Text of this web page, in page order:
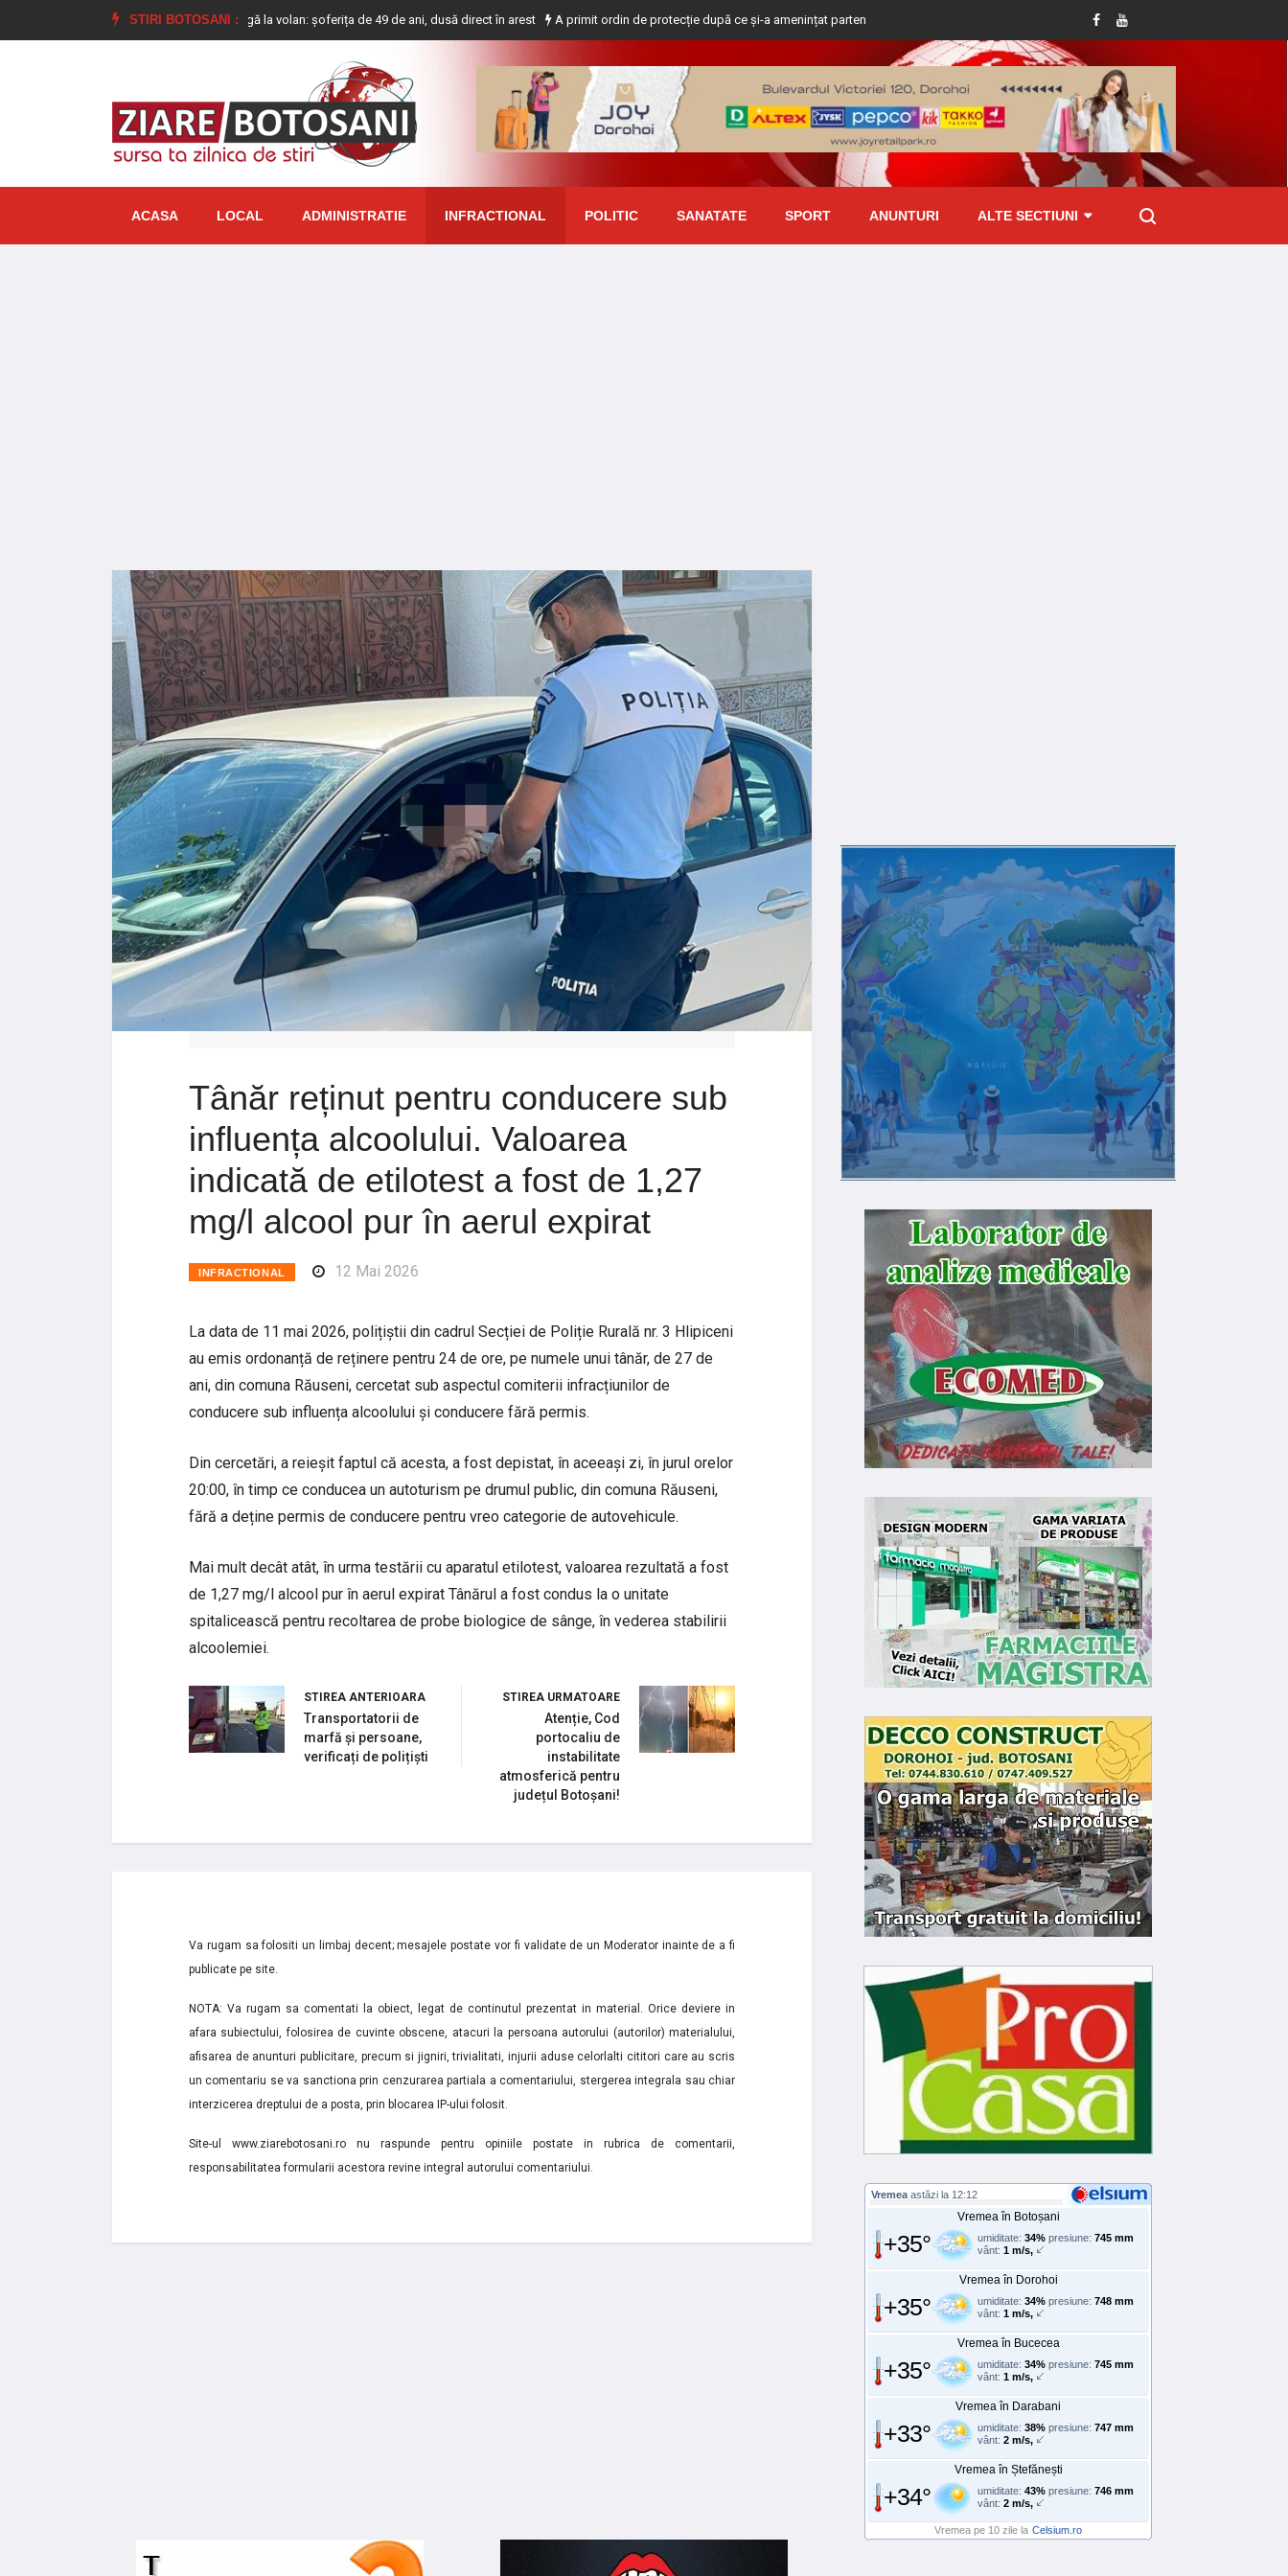
STIRI BOTOSANI :
Femeie prinsă mangă la volan: șoferița de 49 de ani, dusă direct în arest A primit ordin de protecție după ce și-a amenințat partenera printr-o aplicație de mesagerie Dosar penal întocmit de polițiști în urma
ACASA LOCAL ADMINISTRATIE INFRACTIONAL POLITIC SANATATE SPORT ANUNTURI ALTE SECTIUNI
Tânăr reținut pentru conducere sub
influența alcoolului. Valoarea
indicată de etilotest a fost de 1,27
mg/l alcool pur în aerul expirat
INFRACTIONAL 12 Mai 2026
La data de 11 mai 2026, polițiștii din cadrul Secției de Poliție Rurală nr. 3 Hlipiceni
au emis ordonanță de reținere pentru 24 de ore, pe numele unui tânăr, de 27 de
ani, din comuna Răuseni, cercetat sub aspectul comiterii infracțiunilor de
conducere sub influența alcoolului și conducere fără permis.
Din cercetări, a reieșit faptul că acesta, a fost depistat, în aceeași zi, în jurul orelor
20:00, în timp ce conducea un autoturism pe drumul public, din comuna Răuseni,
fără a deține permis de conducere pentru vreo categorie de autovehicule.
Mai mult decât atât, în urma testării cu aparatul etilotest, valoarea rezultată a fost
de 1,27 mg/l alcool pur în aerul expirat Tânărul a fost condus la o unitate
spitalicească pentru recoltarea de probe biologice de sânge, în vederea stabilirii
alcoolemiei.
STIREA ANTERIOARA
Transportatorii de
marfă și persoane,
verificați de polițiști
STIREA URMATOARE
Atenție, Cod
portocaliu de
instabilitate
atmosferică pentru
județul Botoșani!
Va rugam sa folositi un limbaj decent; mesajele postate vor fi validate de un Moderator inainte de a fi
publicate pe site.
NOTA: Va rugam sa comentati la obiect, legat de continutul prezentat in material. Orice deviere in
afara subiectului, folosirea de cuvinte obscene, atacuri la persoana autorului (autorilor) materialului,
afisarea de anunturi publicitare, precum si jigniri, trivialitati, injurii aduse celorlalti cititori care au scris
un comentariu se va sanctiona prin cenzurarea partiala a comentariului, stergerea integrala sau chiar
interzicerea dreptului de a posta, prin blocarea IP-ului folosit.
Site-ul www.ziarebotosani.ro nu raspunde pentru opiniile postate in rubrica de comentarii,
responsabilitatea formularii acestora revine integral autorului comentariului.
Vremea astăzi la 12:12
Vremea în Botoșani
+35° umiditate: 34% presiune: 745 mm
vânt: 1 m/s,
Vremea în Dorohoi
+35° umiditate: 34% presiune: 748 mm
vânt: 1 m/s,
Vremea în Bucecea
+35° umiditate: 34% presiune: 745 mm
vânt: 1 m/s,
Vremea în Darabani
+33° umiditate: 38% presiune: 747 mm
vânt: 2 m/s,
Vremea în Ștefănești
+34° umiditate: 43% presiune: 746 mm
vânt: 2 m/s,
Vremea pe 10 zile la Celsium.ro